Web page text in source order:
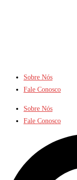
Sobre Nós
Fale Conosco
Sobre Nós
Fale Conosco